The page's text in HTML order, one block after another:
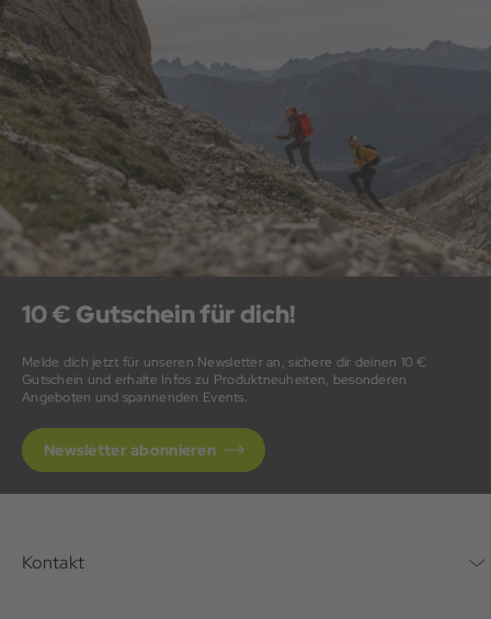
10 € Gutschein für dich!
Melde dich jetzt für unseren Newsletter an, sichere dir deinen 10 €
Gutschein und erhalte Infos zu Produktneuheiten, besonderen
Angeboten und spannenden Events.
Newsletter abonnieren
Kontakt